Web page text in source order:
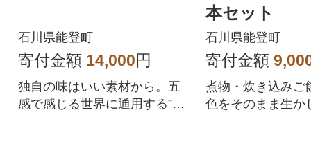
石川県能登町
寄付金額 14,000円
独自の味はいい素材から。五
感で感じる世界に通用する”日
本セット
石川県能登町
寄付金額
煮物・炊き込みご
色をそのまま生か